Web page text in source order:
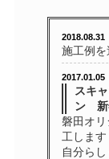
るダイ
を共有し
2018.08.31
施工例を
2017.01.05
スキ
ン 新
磐田オ
工しま
自分ら